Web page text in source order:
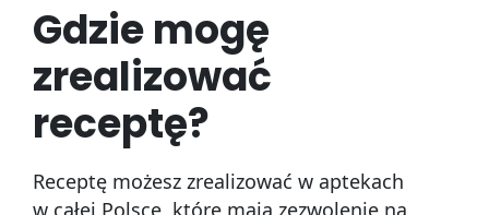
Gdzie mogę
zrealizować
receptę?
Receptę możesz zrealizować w aptekach
w całej Polsce, które mają zezwolenie na